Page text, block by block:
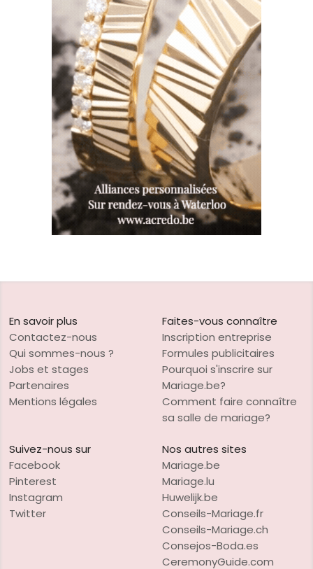
En savoir plus
Contactez-nous
Qui sommes-nous ?
Jobs et stages
Partenaires
Mentions légales
Faites-vous connaître
Inscription entreprise
Formules publicitaires
Pourquoi s'inscrire sur
Mariage.be?
Comment faire connaître
sa salle de mariage?
Suivez-nous sur
Facebook
Pinterest
Instagram
Twitter
Nos autres sites
Mariage.be
Mariage.lu
Huwelijk.be
Conseils-Mariage.fr
Conseils-Mariage.ch
Consejos-Boda.es
CeremonyGuide.com